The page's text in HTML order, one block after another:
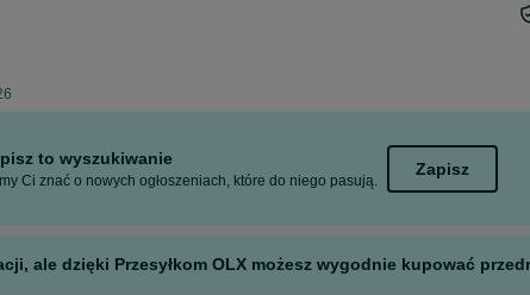
to wyszukiwanie
Ci znać o nowych ogłoszeniach, które do niego pasują.
Zapisz
ale dzięki Przesyłkom OLX możesz wygodnie kupować